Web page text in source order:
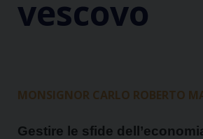
vescovo
MONSIGNOR CARLO ROBERTO
Gestire le sfide